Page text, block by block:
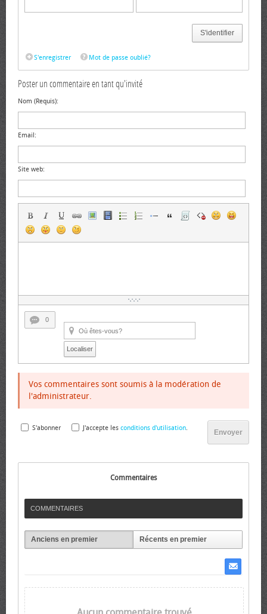
S'identifier
S'enregistrer Mot de passe oublié?
Poster un commentaire en tant qu'invité
Nom (Requis):
Email:
Site web:
0
Localiser
Vos commentaires sont soumis à la modération de
l'administrateur.
Envoyer
S'abonner J'accepte les conditions d'utilisation.
Commentaires
COMMENTAIRES
Anciens en premier Récents en premier